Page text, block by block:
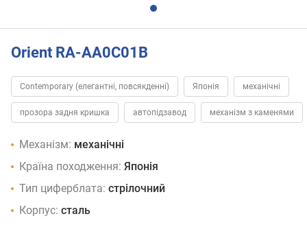
Orient RA-AA0C01B
Contemporary (елегантні, повсякденні) Японія механічні
прозора задня кришка автопідзавод механізм з каменями
Механізм: механічні
Країна походження: Японія
Тип циферблата: стрілочний
Корпус: сталь